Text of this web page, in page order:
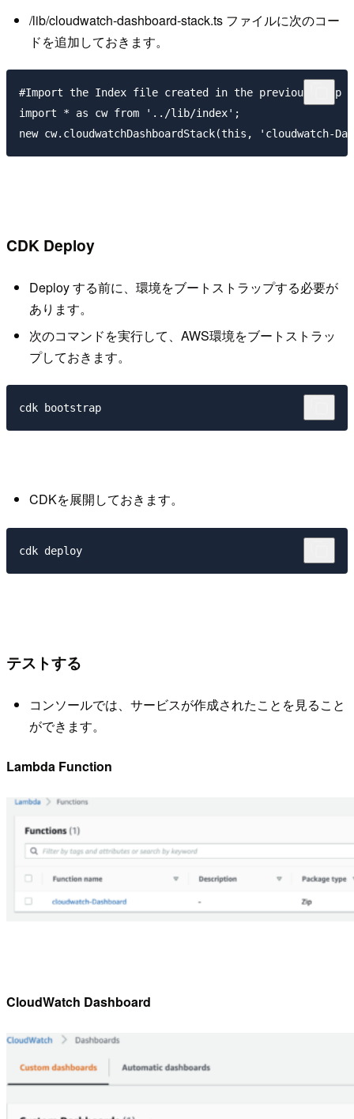
/lib/cloudwatch-dashboard-stack.ts ファイルに次のコー
ドを追加しておきます。
#Import the Index file created in the previous step
import * as cw from '../lib/index';
CDK Deploy
Deploy する前に、環境をブートストラップする必要が
あります。
次のコマンドを実行して、AWS環境をブートストラッ
プしておきます。
CDKを展開しておきます。
テストする
コンソールでは、サービスが作成されたことを見ること
ができます。
Lambda Function
CloudWatch Dashboard